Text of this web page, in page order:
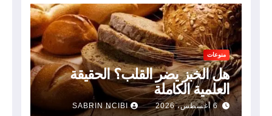
منوعات
هل الخبز يضر القلب؟ الحقيقة
العلمية الكاملة
6 أغسطس، 2026 SABRIN NCIBI